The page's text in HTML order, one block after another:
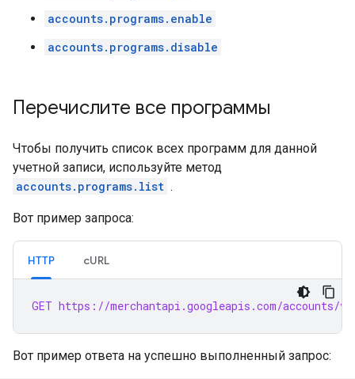
accounts.programs.enable
accounts.programs.disable
Перечислите все программы
Чтобы получить список всех программ для данной
учетной записи, используйте метод
accounts.programs.list .
Вот пример запроса:
HTTP cURL
GET https://merchantapi.googleapis.com/accounts/
Вот пример ответа на успешно выполненный запрос: